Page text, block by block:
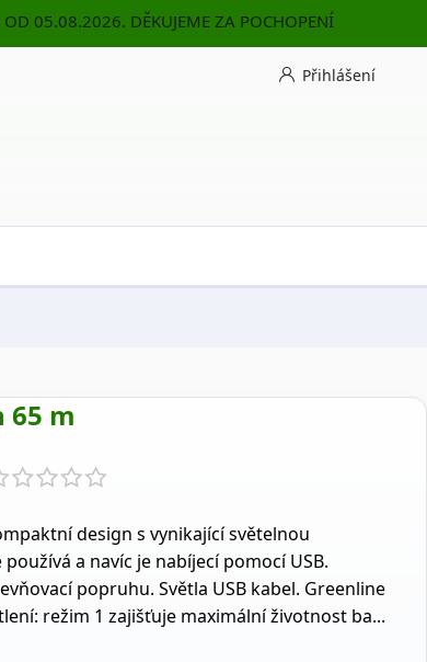
05.08.2026. DĚKUJEME ZA POCHOPENÍ
Přihlášení
65 m
design s vynikající světelnou
a navíc je nabíjecí pomocí USB.
popruhu. Světla USB kabel. Greenline
režim 1 zajišťuje maximální životnost ba...